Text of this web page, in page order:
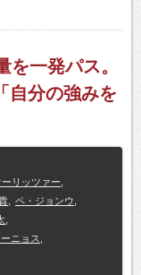
を一発パス。
自分の強みを
リッツァー
ペ・ジョンウ
ニョス